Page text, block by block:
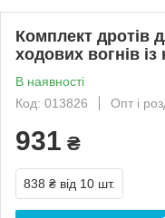
Комплект дротів
ходових вогнів
В наявності
Код: 013826
Опт і
931 ₴
838 ₴ від 10 шт.